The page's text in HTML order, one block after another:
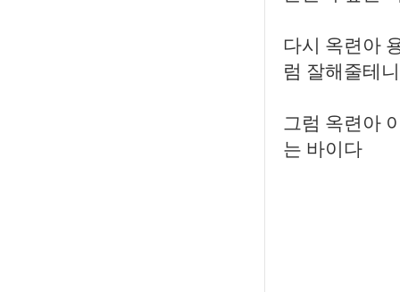
다시 옥련아
럼 잘해줄테
그럼 옥련아
는 바이다